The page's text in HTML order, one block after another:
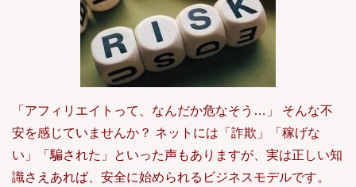
「アフィリエイトって、なんだか危なそう…」 そんな不
安を感じていませんか？ ネットには「詐欺」「稼げな
い」「騙された」といった声もありますが、実は正しい知
識さえあれば、安全に始められるビジネスモデルです。